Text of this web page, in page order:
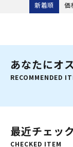
新着順 価
あなたにオ
RECOMMENDED
最近チェッ
CHECKED ITEM